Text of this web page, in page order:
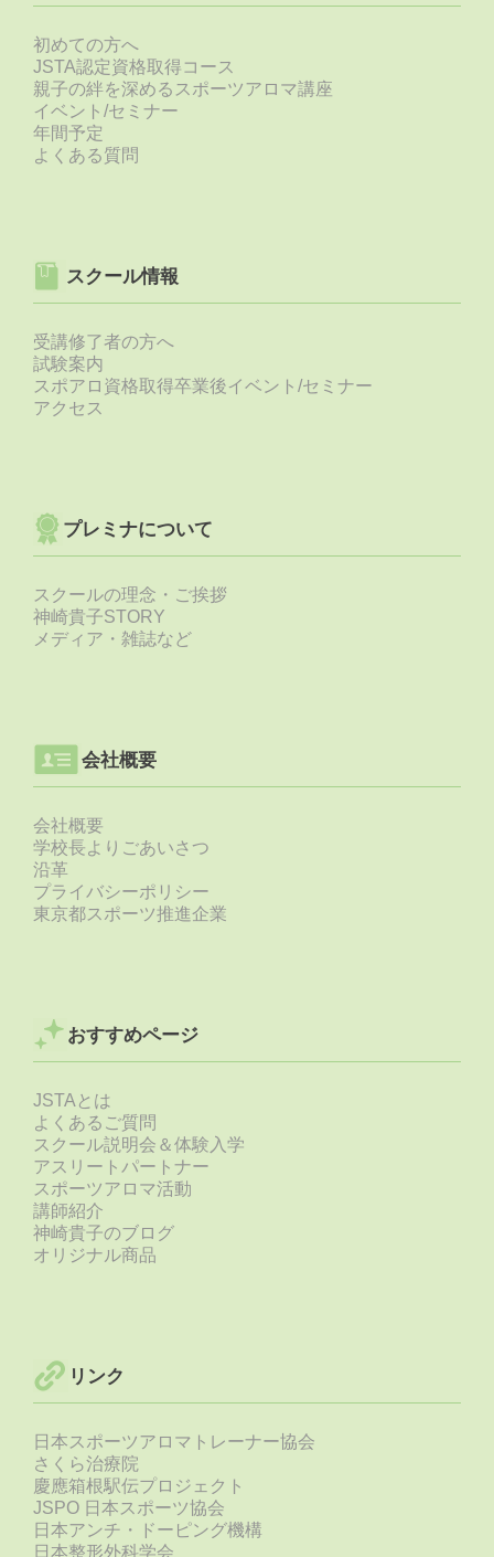
初めての方へ
JSTA認定資格取得コース
親子の絆を深めるスポーツアロマ講座
イベント/セミナー
年間予定
よくある質問
スクール情報
受講修了者の方へ
試験案内
スポアロ資格取得卒業後イベント/セミナー
アクセス
プレミナについて
スクールの理念・ご挨拶
神崎貴子STORY
メディア・雑誌など
会社概要
会社概要
学校長よりごあいさつ
沿革
プライバシーポリシー
東京都スポーツ推進企業
おすすめページ
JSTAとは
よくあるご質問
スクール説明会＆体験入学
アスリートパートナー
スポーツアロマ活動
講師紹介
神崎貴子のブログ
オリジナル商品
リンク
日本スポーツアロマトレーナー協会
さくら治療院
慶應箱根駅伝プロジェクト
JSPO 日本スポーツ協会
日本アンチ・ドーピング機構
日本整形外科学会